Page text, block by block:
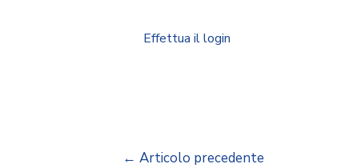
Effettua il login
← Articolo precedente